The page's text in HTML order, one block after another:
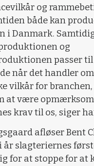
og
både kan
i Danmark.
og
passer
når det handler
vilkår for
at være
krav til os, siger
afløser Bent
år slagteriernes
for at stoppe for at